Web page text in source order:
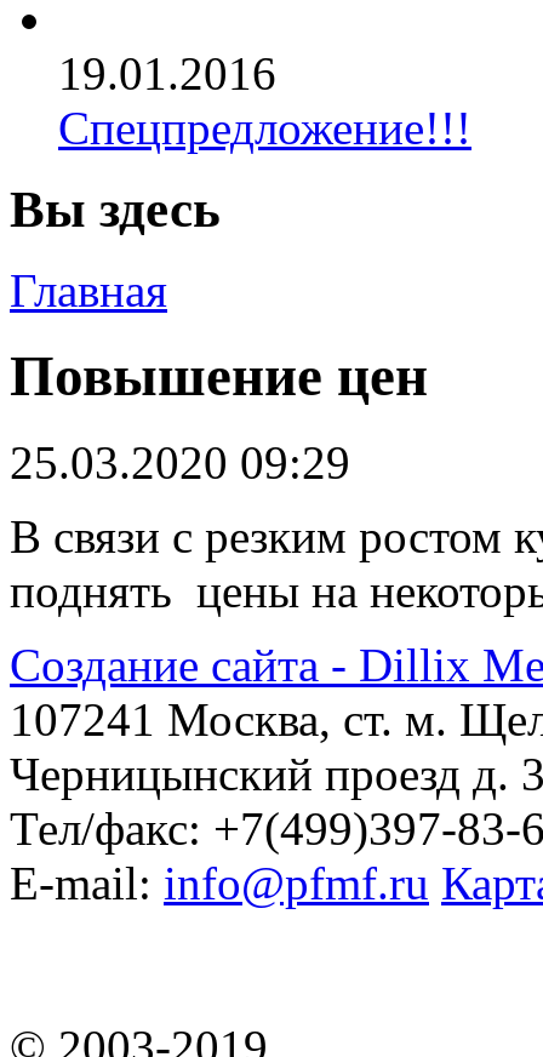
19.01.2016
Спецпредложение!!!
Вы здесь
Главная
Повышение цен
25.03.2020 09:29
В связи с резким ростом
поднять цены на
Создание сайта - Dillix
107241 Москва, ст. м.
Черницынский проезд д.
Тел/факс: +7(499)397-83-
E-mail: info@pfmf.ru
© 2003-2019